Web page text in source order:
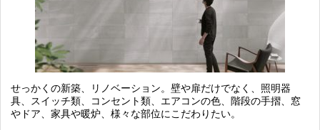
せっかくの新築、リノベーション。壁や扉だけでなく、照明器
具、スイッチ類、コンセント類、エアコンの色、階段の手摺、窓
やドア、家具や暖炉、様々な部位にこだわりたい。